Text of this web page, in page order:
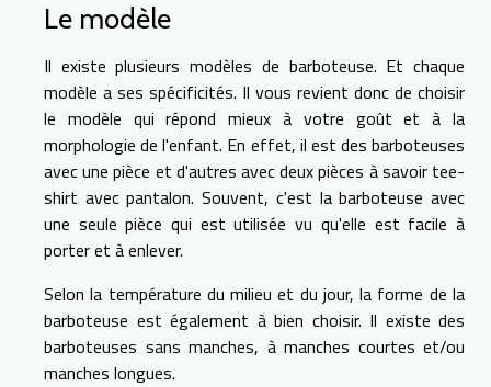
Le modèle
Il existe plusieurs modèles de barboteuse. Et chaque
modèle a ses spécificités. Il vous revient donc de choisir
le modèle qui répond mieux à votre goût et à la
morphologie de l'enfant. En effet, il est des barboteuses
avec une pièce et d'autres avec deux pièces à savoir tee-
shirt avec pantalon. Souvent, c'est la barboteuse avec
une seule pièce qui est utilisée vu qu'elle est facile à
porter et à enlever.
Selon la température du milieu et du jour, la forme de la
barboteuse est également à bien choisir. Il existe des
barboteuses sans manches, à manches courtes et/ou
manches longues.